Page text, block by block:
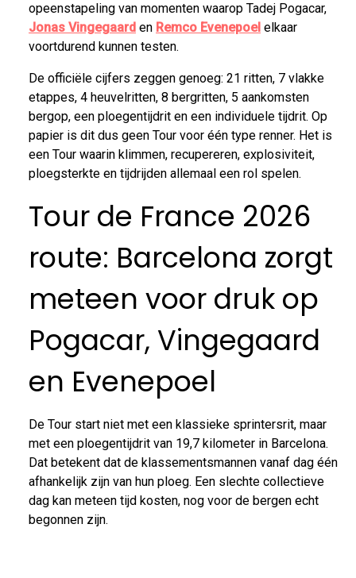
opeenstapeling van momenten waarop Tadej Pogacar,
Jonas Vingegaard en Remco Evenepoel elkaar
voortdurend kunnen testen.
De officiële cijfers zeggen genoeg: 21 ritten, 7 vlakke
etappes, 4 heuvelritten, 8 bergritten, 5 aankomsten
bergop, een ploegentijdrit en een individuele tijdrit. Op
papier is dit dus geen Tour voor één type renner. Het is
een Tour waarin klimmen, recupereren, explosiviteit,
ploegsterkte en tijdrijden allemaal een rol spelen.
Tour de France 2026
route: Barcelona zorgt
meteen voor druk op
Pogacar, Vingegaard
en Evenepoel
De Tour start niet met een klassieke sprintersrit, maar
met een ploegentijdrit van 19,7 kilometer in Barcelona.
Dat betekent dat de klassementsmannen vanaf dag één
afhankelijk zijn van hun ploeg. Een slechte collectieve
dag kan meteen tijd kosten, nog voor de bergen echt
begonnen zijn.